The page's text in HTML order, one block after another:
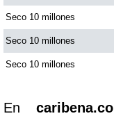
Seco 10 millones
Seco 10 millones
Seco 10 millones
Encaribena.co